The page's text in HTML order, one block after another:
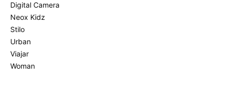
Digital Camera
Neox Kidz
Stilo
Urban
Viajar
Woman